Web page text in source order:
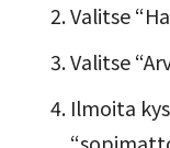
Valitse
Valitse
Ilmoita